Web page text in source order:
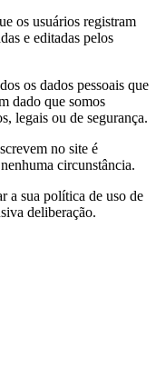
os usuários registram
e editadas pelos
os dados pessoais que
dado que somos
legais ou de segurança.
no site é
circunstância.
a sua política de uso de
deliberação.